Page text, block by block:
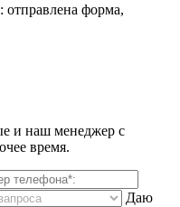
форма,
и наш менеджер с
время.
Даю